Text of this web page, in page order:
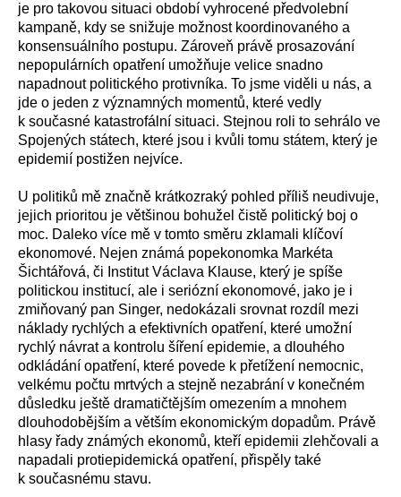
je pro takovou situaci období vyhrocené předvolební
kampaně, kdy se snižuje možnost koordinovaného a
konsensuálního postupu. Zároveň právě prosazování
nepopulárních opatření umožňuje velice snadno
napadnout politického protivníka. To jsme viděli u nás, a
jde o jeden z významných momentů, které vedly
k současné katastrofální situaci. Stejnou roli to sehrálo ve
Spojených státech, které jsou i kvůli tomu státem, který je
epidemií postižen nejvíce.
U politiků mě značně krátkozraký pohled příliš neudivuje,
jejich prioritou je většinou bohužel čistě politický boj o
moc. Daleko více mě v tomto směru zklamali klíčoví
ekonomové. Nejen známá popekonomka Markéta
Šichtářová, či Institut Václava Klause, který je spíše
politickou institucí, ale i seriózní ekonomové, jako je i
zmiňovaný pan Singer, nedokázali srovnat rozdíl mezi
náklady rychlých a efektivních opatření, které umožní
rychlý návrat a kontrolu šíření epidemie, a dlouhého
odkládání opatření, které povede k přetížení nemocnic,
velkému počtu mrtvých a stejně nezabrání v konečném
důsledku ještě dramatičtějším omezením a mnohem
dlouhodobějším a větším ekonomickým dopadům. Právě
hlasy řady známých ekonomů, kteří epidemii zlehčovali a
napadali protiepidemická opatření, přispěly také
k současnému stavu.